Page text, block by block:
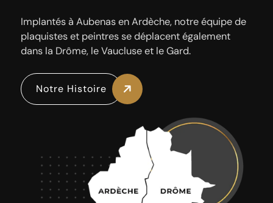
Implantés à Aubenas en Ardèche, notre équipe de
plaquistes et peintres se déplacent également
dans la Drôme, le Vaucluse et le Gard.
Notre Histoire